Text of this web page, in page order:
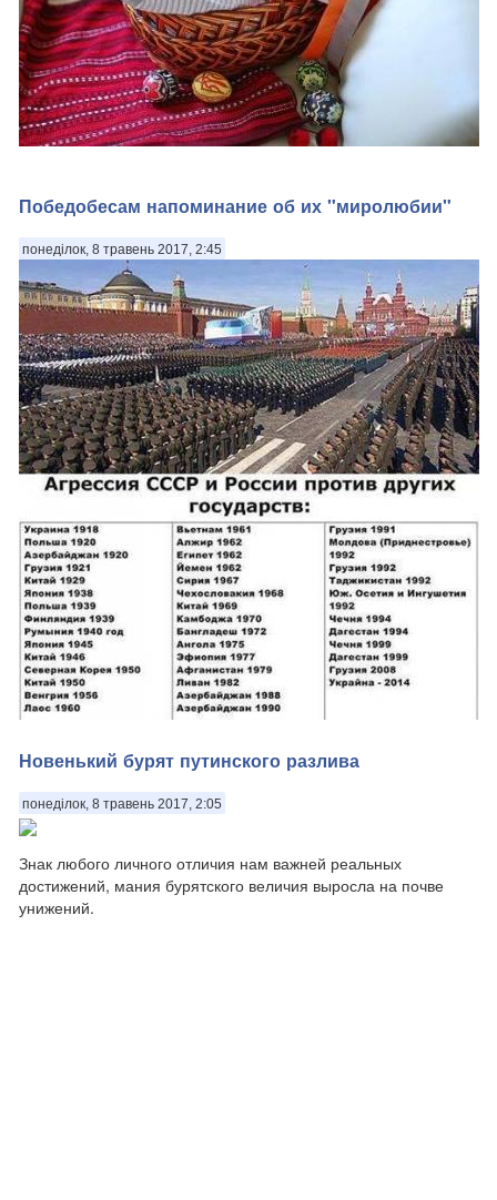
Победобесам напоминание об их "миролюбии"
понеділок, 8 травень 2017, 2:45
Новенький бурят путинского разлива
понеділок, 8 травень 2017, 2:05
Знак любого личного отличия нам важней реальных
достижений, мания бурятского величия выросла на почве
унижений.